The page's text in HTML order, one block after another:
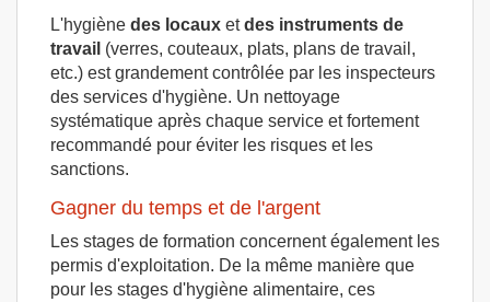
L'hygiène des locaux etdes instruments de
travail (verres, couteaux, plats, plans de travail,
etc.) est grandement contrôlée par les inspecteurs
des services d'hygiène. Un nettoyage
systématique après chaque service et fortement
recommandé pour éviter les risques et les
sanctions.
Gagner du temps et de l'argent
Les stages de formation concernent également les
permis d'exploitation. De la même manière que
pour les stages d'hygiène alimentaire, ces